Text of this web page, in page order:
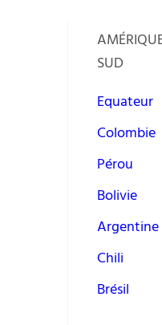
SUD
Equateur
Colombie
Pérou
Bolivie
Argentine
Chili
Brésil